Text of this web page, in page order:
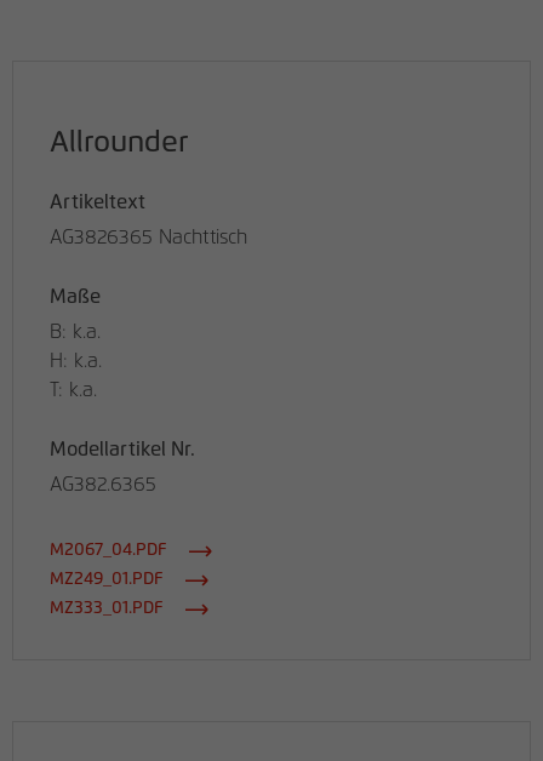
Allrounder
Artikeltext
AG3826365 Nachttisch
Maße
B: k.a.
H: k.a.
T: k.a.
Modellartikel Nr.
AG382.6365
M2067_04.PDF
MZ249_01.PDF
MZ333_01.PDF